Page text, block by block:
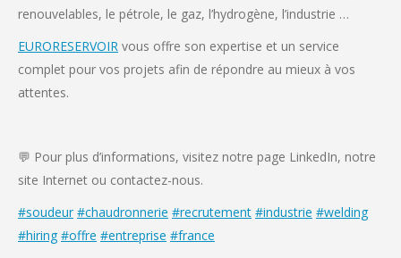
renouvelables, le pétrole, le gaz, l’hydrogène, l’industrie …
EURORESERVOIR vous offre son expertise et un service
complet pour vos projets afin de répondre au mieux à vos
attentes.
💬 Pour plus d’informations, visitez notre page LinkedIn, notre
site Internet ou contactez-nous.
#soudeur #chaudronnerie #recrutement #industrie #welding
#hiring #offre #entreprise #france